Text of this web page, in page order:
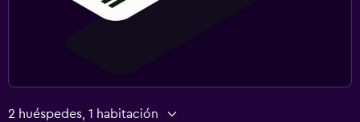
2 huéspedes, 1 habitación